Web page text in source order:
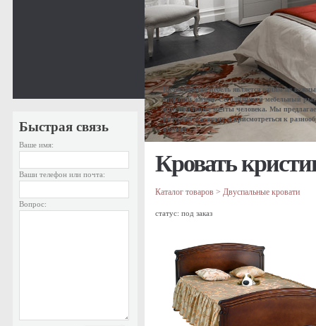
Быстрая связь
Ваше имя:
Ваши телефон или почта:
Вопрос:
Качественная мебель является одним из
здоровой жизни. Сегодняшний мебельный
оригинальные мечты человека. Мы
интернет магазину и присмотреться к
комнат.
Кровать
Каталог товаров > Двуспальные кровати
статус: под заказ